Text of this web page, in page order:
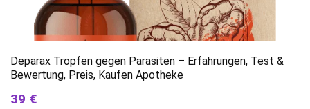
Deparax Tropfen gegen Parasiten – Erfahrungen, Test &
Bewertung, Preis, Kaufen Apotheke
39 €